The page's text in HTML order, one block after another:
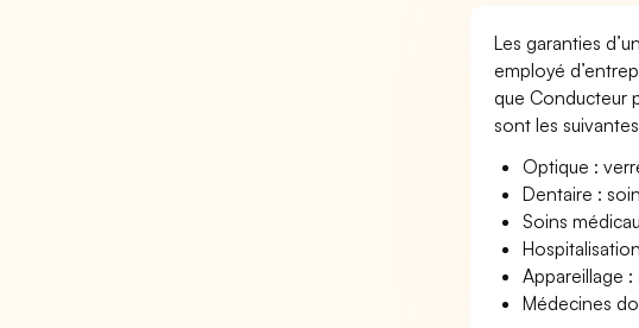
Les garanties
employé
que Conducteur
sont les
Optique :
Dentaire :
Soins
Appareillage :
Médecines